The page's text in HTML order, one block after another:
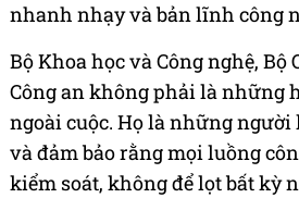
nhanh nhạy và bản lĩnh công
Bộ Khoa học và Công nghệ, Bộ
Công an không phải là những
ngoài cuộc. Họ là những người
và đảm bảo rằng mọi luồng
kiểm soát, không để lọt bất kỳ